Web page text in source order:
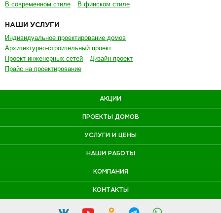
В современном стиле
В финском стиле
НАШИ УСЛУГИ
Индивидуальное проектирование домов
Архитектурно-строительный проект
Проект инженерных сетей
Дизайн проект
Прайс на проектирование
АКЦИИ
ПРОЕКТЫ ДОМОВ
УСЛУГИ И ЦЕНЫ
НАШИ РАБОТЫ
КОМПАНИЯ
КОНТАКТЫ